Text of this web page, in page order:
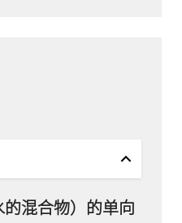
混合物）的单向